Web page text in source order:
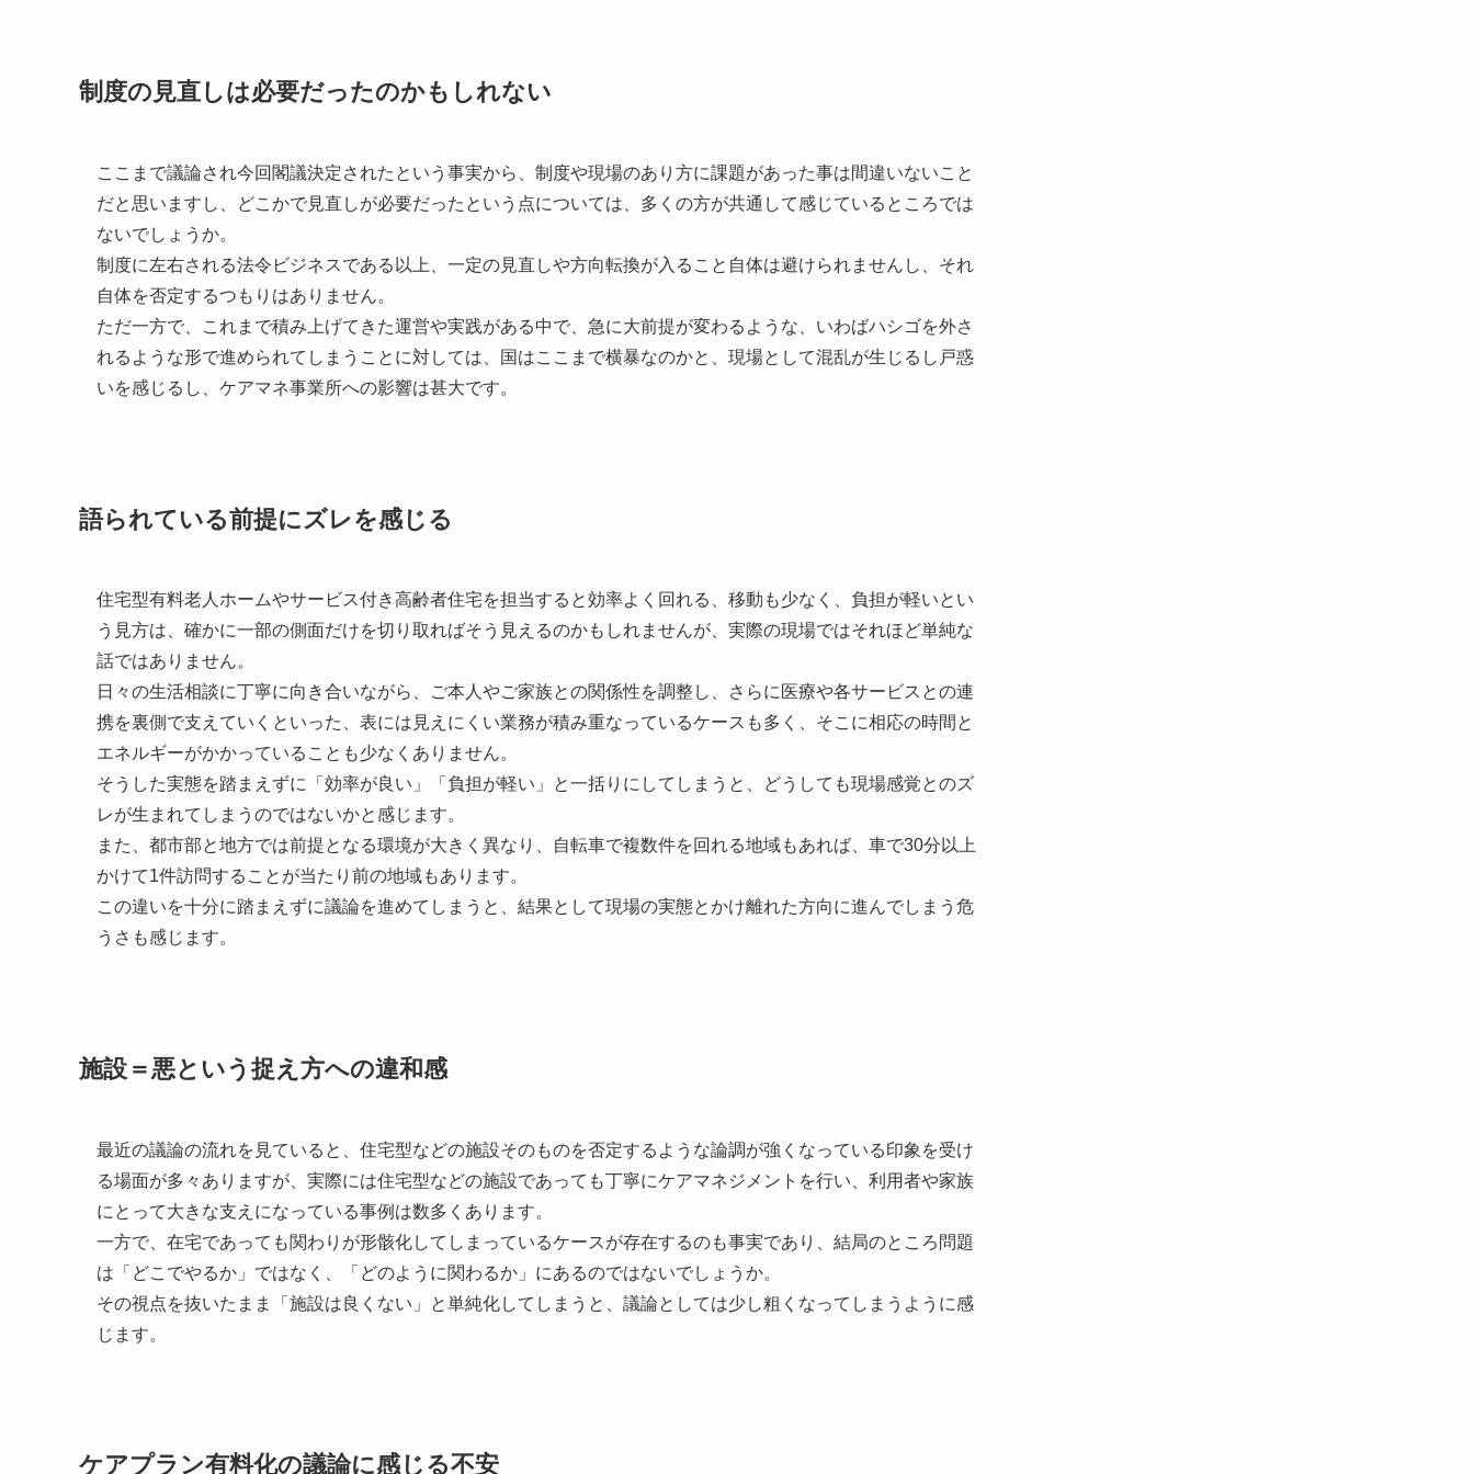
制度の見直しは必要だったのかもしれない
ここまで議論され今回閣議決定されたという事実から、制度や現場のあり方に課題があった事は間違いないこと
だと思いますし、どこかで見直しが必要だったという点については、多くの方が共通して感じているところでは
ないでしょうか。
制度に左右される法令ビジネスである以上、一定の見直しや方向転換が入ること自体は避けられませんし、それ
自体を否定するつもりはありません。
ただ一方で、これまで積み上げてきた運営や実践がある中で、急に大前提が変わるような、いわばハシゴを外さ
れるような形で進められてしまうことに対しては、国はここまで横暴なのかと、現場として混乱が生じるし戸惑
いを感じるし、ケアマネ事業所への影響は甚大です。
語られている前提にズレを感じる
住宅型有料老人ホームやサービス付き高齢者住宅を担当すると効率よく回れる、移動も少なく、負担が軽いとい
う見方は、確かに一部の側面だけを切り取ればそう見えるのかもしれませんが、実際の現場ではそれほど単純な
話ではありません。
日々の生活相談に丁寧に向き合いながら、ご本人やご家族との関係性を調整し、さらに医療や各サービスとの連
携を裏側で支えていくといった、表には見えにくい業務が積み重なっているケースも多く、そこに相応の時間と
エネルギーがかかっていることも少なくありません。
そうした実態を踏まえずに「効率が良い」「負担が軽い」と一括りにしてしまうと、どうしても現場感覚とのズ
レが生まれてしまうのではないかと感じます。
また、都市部と地方では前提となる環境が大きく異なり、自転車で複数件を回れる地域もあれば、車で30分以上
かけて1件訪問することが当たり前の地域もあります。
この違いを十分に踏まえずに議論を進めてしまうと、結果として現場の実態とかけ離れた方向に進んでしまう危
うさも感じます。
施設＝悪という捉え方への違和感
最近の議論の流れを見ていると、住宅型などの施設そのものを否定するような論調が強くなっている印象を受け
る場面が多々ありますが、実際には住宅型などの施設であっても丁寧にケアマネジメントを行い、利用者や家族
にとって大きな支えになっている事例は数多くあります。
一方で、在宅であっても関わりが形骸化してしまっているケースが存在するのも事実であり、結局のところ問題
は「どこでやるか」ではなく、「どのように関わるか」にあるのではないでしょうか。
その視点を抜いたまま「施設は良くない」と単純化してしまうと、議論としては少し粗くなってしまうように感
じます。
ケアプラン有料化の議論に感じる不安